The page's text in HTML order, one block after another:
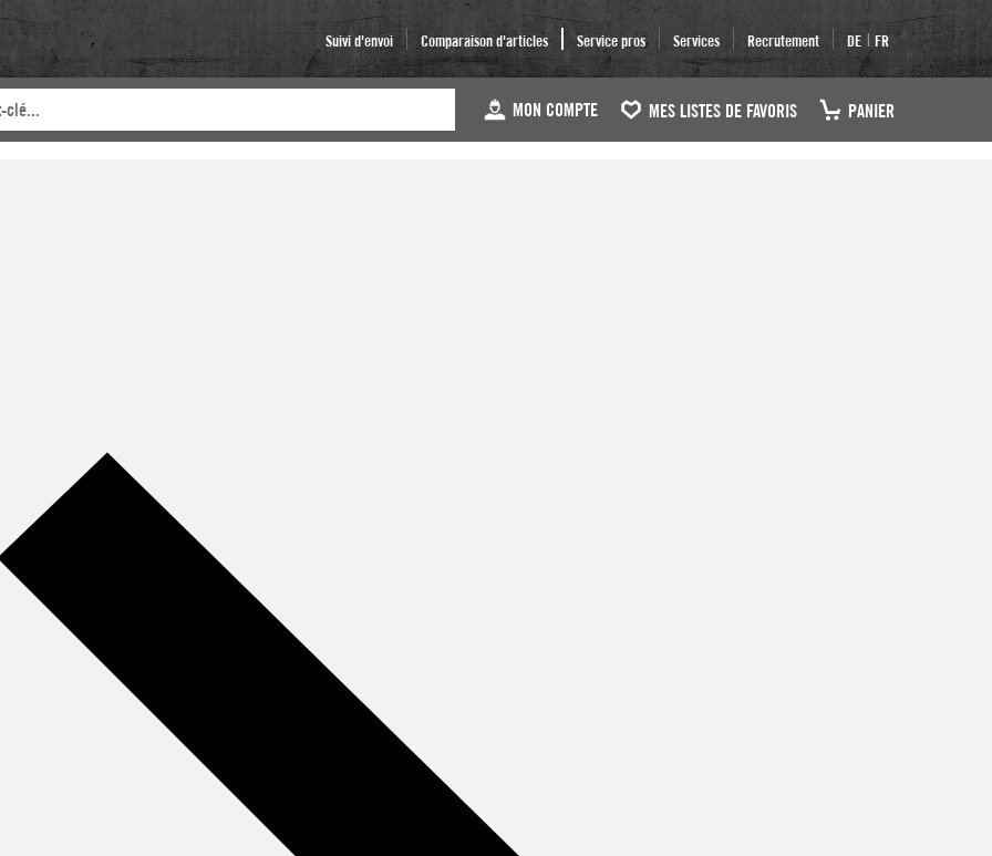
Suivi d'envoi Comparaison d'articles Service pros Services Recrutement DE | FR
MON COMPTE MES LISTES DE FAVORIS PANIER